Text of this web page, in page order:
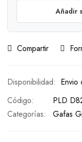
Añadir
Compartir
Envio
Código
PLD
Categorías:
Gafas